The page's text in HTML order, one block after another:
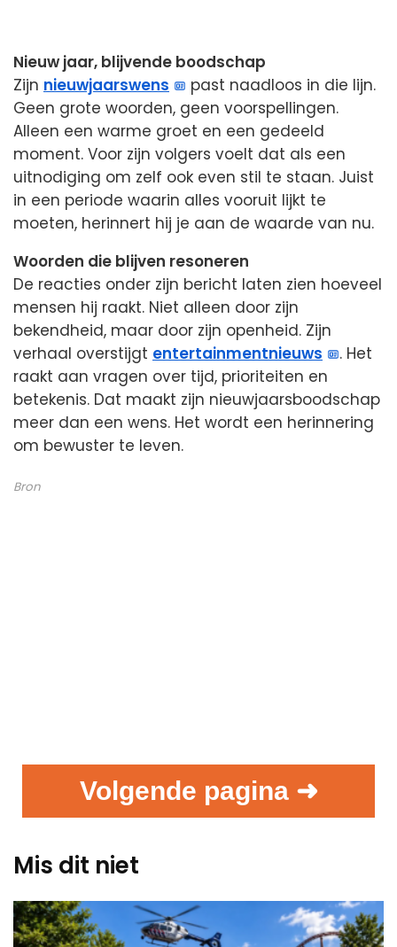
Nieuw jaar, blijvende boodschap
Zijn nieuwjaarswens
past naadloos in die lijn.
Geen grote woorden, geen voorspellingen.
Alleen een warme groet en een gedeeld
moment. Voor zijn volgers voelt dat als een
uitnodiging om zelf ook even stil te staan. Juist
in een periode waarin alles vooruit lijkt te
moeten, herinnert hij je aan de waarde van nu.
Woorden die blijven resoneren
De reacties onder zijn bericht laten zien hoeveel
mensen hij raakt. Niet alleen door zijn
bekendheid, maar door zijn openheid. Zijn
verhaal overstijgt entertainmentnieuws
. Het
raakt aan vragen over tijd, prioriteiten en
betekenis. Dat maakt zijn nieuwjaarsboodschap
meer dan een wens. Het wordt een herinnering
om bewuster te leven.
Bron
Volgende pagina ➜
Mis dit niet